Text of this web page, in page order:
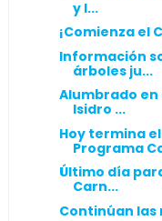
y l...
¡Comienza el
Información
árboles ju...
Alumbrado en
Isidro ...
Hoy termina
Programa
Último día
Carn...
Continúan las